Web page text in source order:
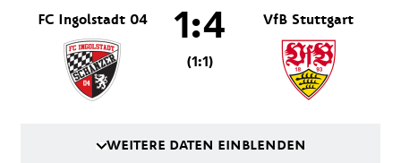
FC Ingolstadt 04 VfB Stuttgart
1:4
(1:1)
WEITERE DATEN EINBLENDEN